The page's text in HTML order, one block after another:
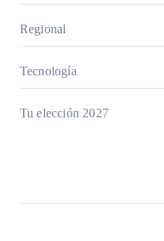
Regional
Tecnología
Tu elección 2027